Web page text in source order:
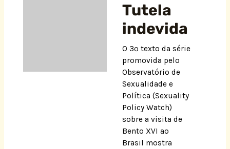
Tutela
indevida
O 3º texto da série
promovida pelo
Observatório de
Sexualidade e
Política (Sexuality
Policy Watch)
sobre a visita de
Bento XVI ao
Brasil mostra